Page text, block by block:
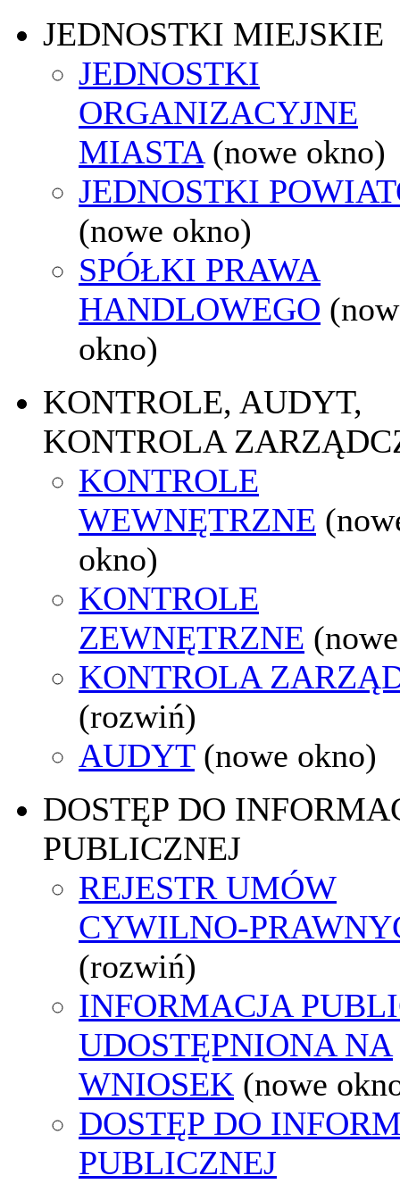
JEDNOSTKI MIEJSKIE
JEDNOSTKI
ORGANIZACYJNE
MIASTA (nowe okno)
JEDNOSTKI
(nowe okno)
SPÓŁKI PRAWA
HANDLOWEGO
okno)
KONTROLE, AUDYT,
KONTROLA
KONTROLE
WEWNĘTRZNE
okno)
KONTROLE
ZEWNĘTRZNE
KONTROLA
(rozwiń)
AUDYT (nowe okno)
DOSTĘP DO
PUBLICZNEJ
REJESTR UMÓW
CYWILNO-
(rozwiń)
INFORMACJA
UDOSTĘPNIONA NA
WNIOSEK (nowe
DOSTĘP DO
PUBLICZNEJ